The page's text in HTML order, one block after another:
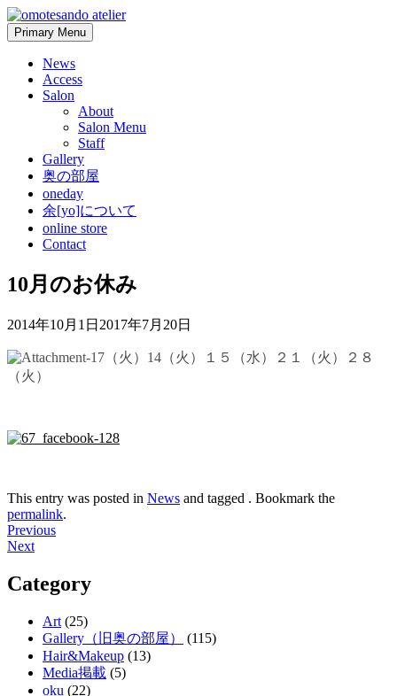
Skip
to
content
Primary Menu
News
Access
Salon
About
Salon Menu
Staff
Gallery
奥の部屋
oneday
余[yo]について
online store
Contact
10月のお休み
2014年10月1日 2017年7月20日
7（火）14（火）１５（水）２１（火）２８
（火）
This entry was posted in News and tagged . Bookmark the
permalink.
Post
navigation
Previous
Next
Category
Art (25)
Gallery（旧奥の部屋）
(115)
Hair&Makeup (13)
Media掲載 (5)
oku (22)